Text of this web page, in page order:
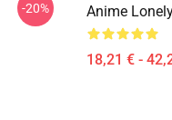
-20% Anime
18,21 € -